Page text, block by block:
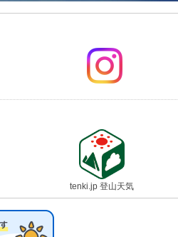
tenki.jp 登山天気